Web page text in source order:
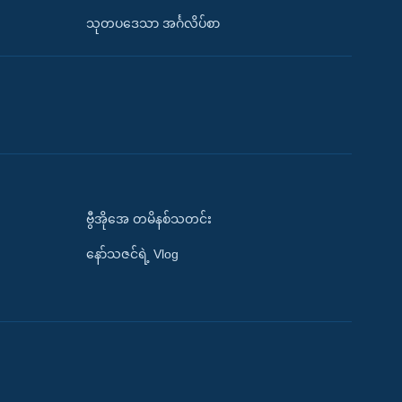
သုတပဒေသာ အင်္ဂလိပ်စာ
ဗွီအိုအေ တမိနစ်သတင်း
နော်သဇင်ရဲ့ Vlog